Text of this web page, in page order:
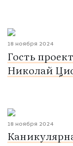
18 ноября 2024
Гость
Николай
18 ноября 2024